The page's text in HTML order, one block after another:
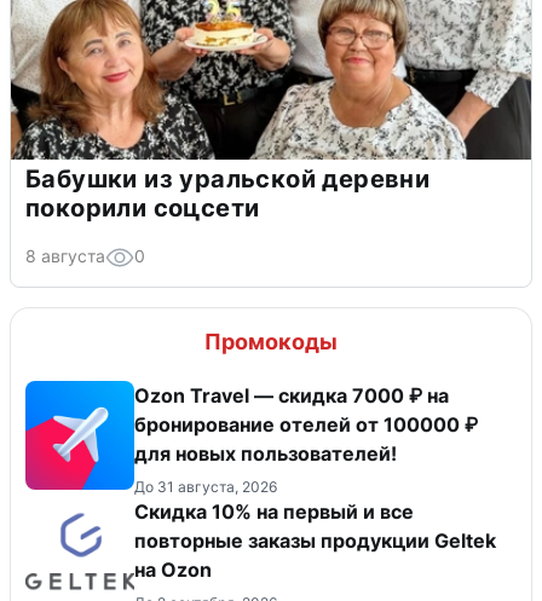
Бабушки из уральской деревни
покорили соцсети
8 августа 0
Промокоды
Ozon Travel — скидка 7000 ₽ на
бронирование отелей от 100000 ₽
для новых пользователей!
До 31 августа, 2026
Скидка 10% на первый и все
повторные заказы продукции Geltek
на Ozon